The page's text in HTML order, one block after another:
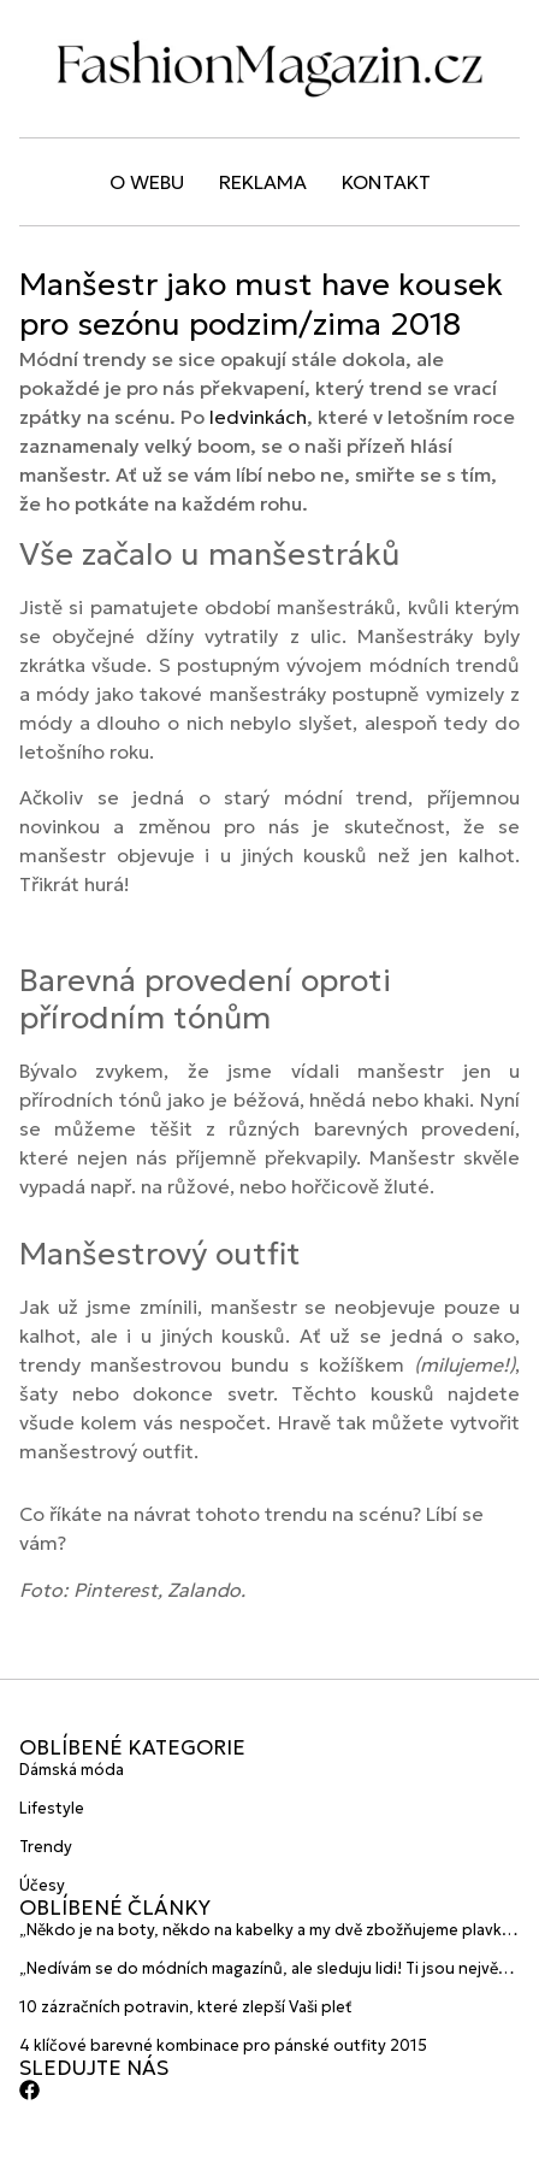
O WEBU REKLAMA KONTAKT
Manšestr jako must have kousek
pro sezónu podzim/zima 2018
Módní trendy se sice opakují stále dokola, ale
pokaždé je pro nás překvapení, který trend se vrací
zpátky na scénu. Po ledvinkách, které v letošním roce
zaznamenaly velký boom, se o naši přízeň hlásí
manšestr. Ať už se vám líbí nebo ne, smiřte se s tím,
že ho potkáte na každém rohu.
Vše začalo u manšestráků
Jistě si pamatujete období manšestráků, kvůli kterým
se obyčejné džíny vytratily z ulic. Manšestráky byly
zkrátka všude. S postupným vývojem módních trendů
a módy jako takové manšestráky postupně vymizely z
módy a dlouho o nich nebylo slyšet, alespoň tedy do
letošního roku.
Ačkoliv se jedná o starý módní trend, příjemnou
novinkou a změnou pro nás je skutečnost, že se
manšestr objevuje i u jiných kousků než jen kalhot.
Třikrát hurá!
Barevná provedení oproti
přírodním tónům
Bývalo zvykem, že jsme vídali manšestr jen u
přírodních tónů jako je béžová, hnědá nebo khaki. Nyní
se můžeme těšit z různých barevných provedení,
které nejen nás příjemně překvapily. Manšestr skvěle
vypadá např. na růžové, nebo hořčicově žluté.
Manšestrový outfit
Jak už jsme zmínili, manšestr se neobjevuje pouze u
kalhot, ale i u jiných kousků. Ať už se jedná o sako,
trendy manšestrovou bundu s kožíškem (milujeme!),
šaty nebo dokonce svetr. Těchto kousků najdete
všude kolem vás nespočet. Hravě tak můžete vytvořit
manšestrový outfit.
Co říkáte na návrat tohoto trendu na scénu? Líbí se
vám?
Foto: Pinterest, Zalando.
OBLÍBENÉ KATEGORIE
Dámská móda
Lifestyle
Trendy
Účesy
OBLÍBENÉ ČLÁNKY
„Někdo je na boty, někdo na kabelky a my dvě zbožňujeme plavky“
HANAJANA Swimwear
„Nedívám se do módních magazínů, ale sleduju lidi! Ti jsou největší
10 zázračních potravin, které zlepší Vaši pleť
4 klíčové barevné kombinace pro pánské outfity 2015
SLEDUJTE NÁS